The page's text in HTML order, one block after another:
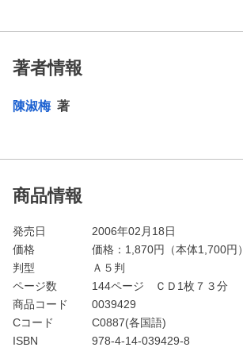
著者情報
陳淑梅 著
商品情報
発売日
2006年02月18日
価格
価格： 1,870円（本体1,700円）
判型
Ａ５判
ページ数
144ページ ＣＤ1枚７３分
商品コード
0039429
Cコード
C0887(各国語)
ISBN
978-4-14-039429-8